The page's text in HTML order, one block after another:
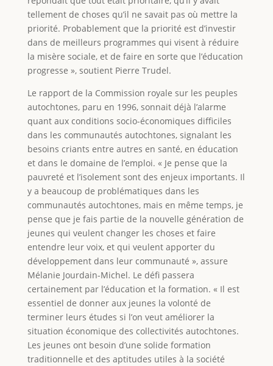
tellement de choses qu’il ne savait pas où mettre la
priorité. Probablement que la priorité est d’investir
dans de meilleurs programmes qui visent à réduire
la misère sociale, et de faire en sorte que l’éducation
progresse », soutient Pierre Trudel.
Le rapport de la Commission royale sur les peuples
autochtones, paru en 1996, sonnait déjà l’alarme
quant aux conditions socio-économiques difficiles
dans les communautés autochtones, signalant les
besoins criants entre autres en santé, en éducation
et dans le domaine de l’emploi. « Je pense que la
pauvreté et l’isolement sont des enjeux importants. Il
y a beaucoup de problématiques dans les
communautés autochtones, mais en même temps, je
pense que je fais partie de la nouvelle génération de
jeunes qui veulent changer les choses et faire
entendre leur voix, et qui veulent apporter du
développement dans leur communauté », assure
Mélanie Jourdain-Michel. Le défi passera
certainement par l’éducation et la formation. « Il est
essentiel de donner aux jeunes la volonté de
terminer leurs études si l’on veut améliorer la
situation économique des collectivités autochtones.
Les jeunes ont besoin d’une solide formation
traditionnelle et des aptitudes utiles à la société